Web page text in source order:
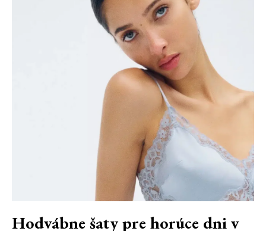
Hodvábne šaty pre horúce dni v